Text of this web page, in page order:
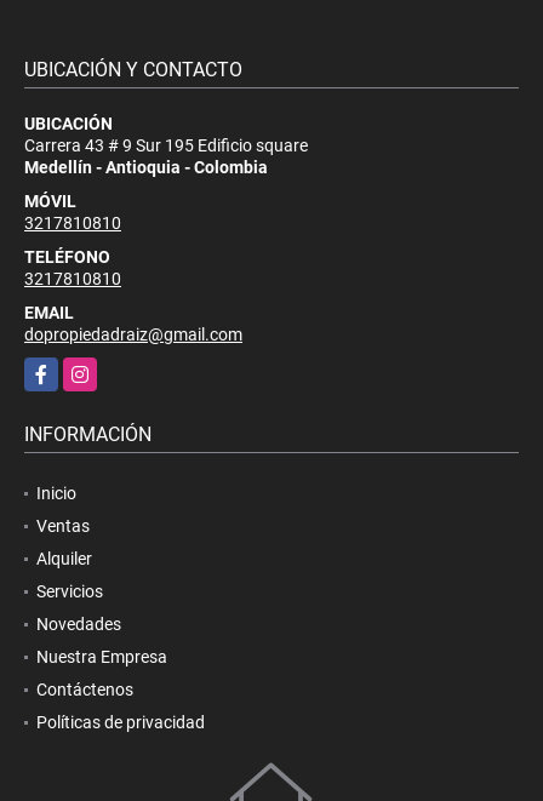
UBICACIÓN Y CONTACTO
UBICACIÓN
Carrera 43 # 9 Sur 195 Edificio square
Medellín - Antioquia - Colombia
MÓVIL
3217810810
TELÉFONO
3217810810
EMAIL
dopropiedadraiz@gmail.com
FacebookInstagram
INFORMACIÓN
Inicio
Ventas
Alquiler
Servicios
Novedades
Nuestra Empresa
Contáctenos
Políticas de privacidad